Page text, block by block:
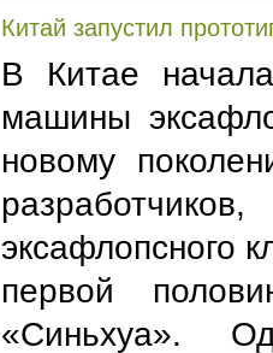
Китай запустил
В Китае
машины
новому
эксафлопсного
первой
«Синьхуа».